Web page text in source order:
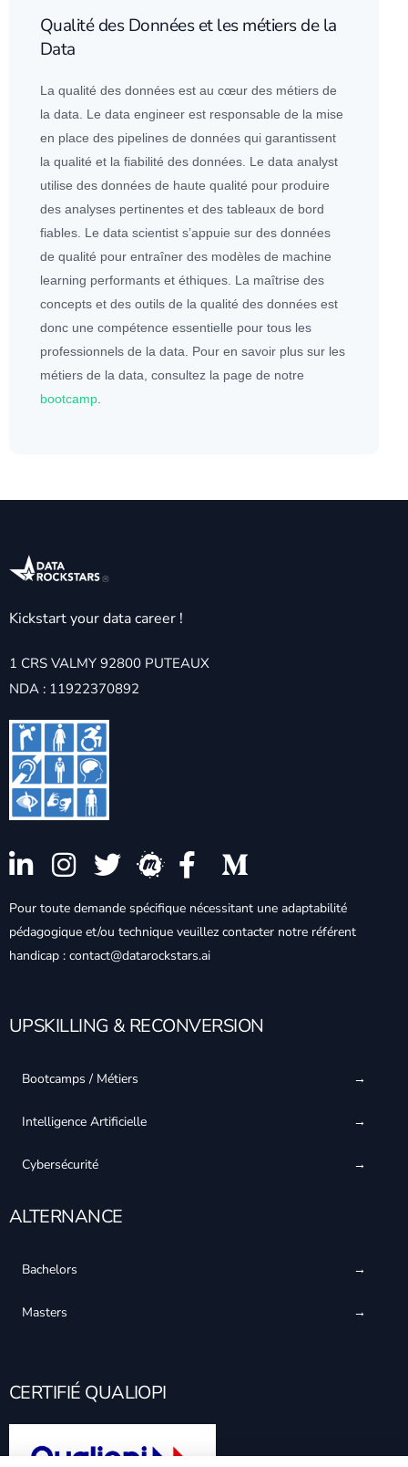
Qualité des Données et les métiers de la
Data
La qualité des données est au cœur des métiers de
la data. Le data engineer est responsable de la mise
en place des pipelines de données qui garantissent
la qualité et la fiabilité des données. Le data analyst
utilise des données de haute qualité pour produire
des analyses pertinentes et des tableaux de bord
fiables. Le data scientist s’appuie sur des données
de qualité pour entraîner des modèles de machine
learning performants et éthiques. La maîtrise des
concepts et des outils de la qualité des données est
donc une compétence essentielle pour tous les
professionnels de la data. Pour en savoir plus sur les
métiers de la data, consultez la page de notre
bootcamp.
Kickstart your data career !
1 CRS VALMY 92800 PUTEAUX
NDA : 11922370892
Pour toute demande spécifique nécessitant une adaptabilité
pédagogique et/ou technique veuillez contacter notre référent
handicap : contact@datarockstars.ai
UPSKILLING & RECONVERSION
Bootcamps / Métiers
Intelligence Artificielle
Cybersécurité
ALTERNANCE
Bachelors
Masters
CERTIFIÉ QUALIOPI